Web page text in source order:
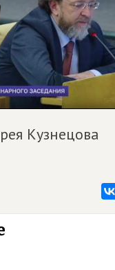
Кузнецова